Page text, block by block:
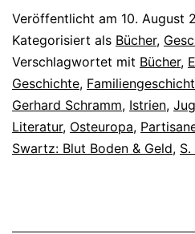
Veröffentlicht am 10. August
Kategorisiert als Bücher,
Verschlagwortet mit Bücher,
Geschichte,
Gerhard Schramm, Istrien,
Literatur, Osteuropa,
Swartz: Blut Boden & Geld,